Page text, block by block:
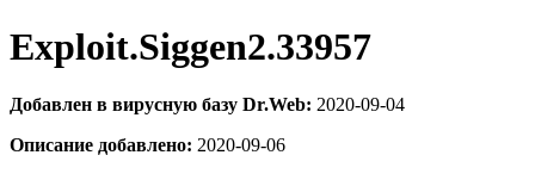
Exploit.Siggen2.33957
Добавлен в вирусную базу Dr.Web: 2020-09-04
Описание добавлено: 2020-09-06